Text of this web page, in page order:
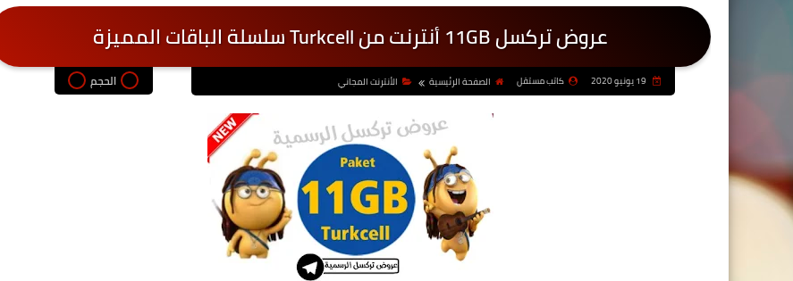
عروض تركسل 11GB أنترنت من Turkcell سلسلة الباقات المميزة
كاتب مستقل الصفحة الرئيسية الأنترنت المجاني الحجم